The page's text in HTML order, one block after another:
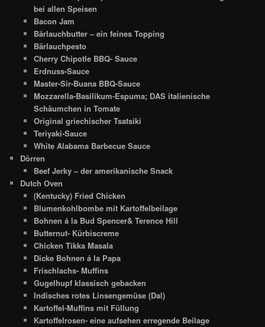
bei allen Speisen
Bacon Jam
Bärlauchbutter – ein feines Topping
Bärlauchpesto
Cherry Chipotle BBQ- Sauce
Erdnuss-Sauce
Master-Sir-Buana BBQ-Sauce
Mozzarella-Basilikum-Espuma; DAS italienische
Schäumchen in Tomate
Original griechischer Tsatsiki
Teriyaki-Sauce
White Alabama Barbecue Sauce
Dörren
Beef Jerky – der amerikanische Snack
Dutch Oven
(Kentucky) Fried Chicken
Blumenkohlbombe mit Kartoffelbeilage
Bohnen á la Bud Spencer& Terence Hill
Butternut- Kürbiscreme
Chicken Tikka Masala
Dicke Bohnen á la Papa
Frischlachs- Muffins
Gugelhupf klassisch gebacken
Indisches rotes Linsengemüse (Dal)
Kartoffel-Muffins mit Füllung
Kartoffelrosen- eine aufsehen erregende Beilage